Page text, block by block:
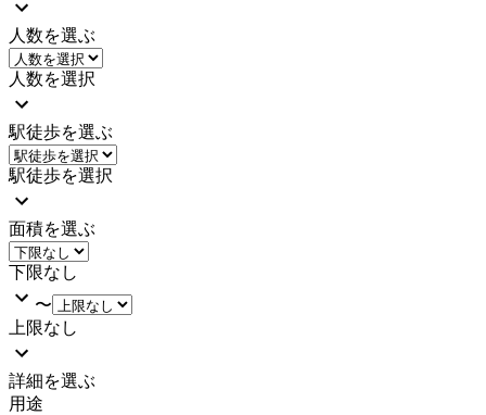
人数を選ぶ
人数を選択
駅徒歩を選ぶ
駅徒歩を選択
面積を選ぶ
下限なし
〜
上限なし
詳細を選ぶ
用途